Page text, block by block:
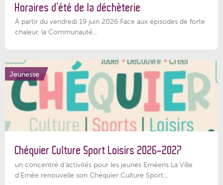
Horaires d’été de la déchèterie
À partir du vendredi 19 juin 2026 Face aux épisodes de forte
chaleur, la Communauté...
Jeunesse
Chéquier Culture Sport Loisirs 2026-2027
un concentré d’activités pour les jeunes Ernéens La Ville
d’Ernée renouvelle son Chéquier Culture Sport...